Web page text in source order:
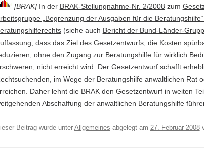
[BRAK] In der BRAK-Stellungnahme-Nr. 2/2008 zum
„Begrenzung der Ausgaben für die
(siehe auch Bericht der Bund-Länder-
dass das Ziel des Gesetzentwurfs, die Kosten
ohne den Zugang zur Beratungshilfe für wirklich
nicht erreicht wird. Der Gesetzentwurf schafft
im Wege der Beratungshilfe anwaltlichen Rat
Daher lehnt die BRAK den Gesetzentwurf in weiten
Abschaffung der anwaltlichen Beratungshilfe
Beitrag wurde unter Allgemeines abgelegt am 27. Februar 2008